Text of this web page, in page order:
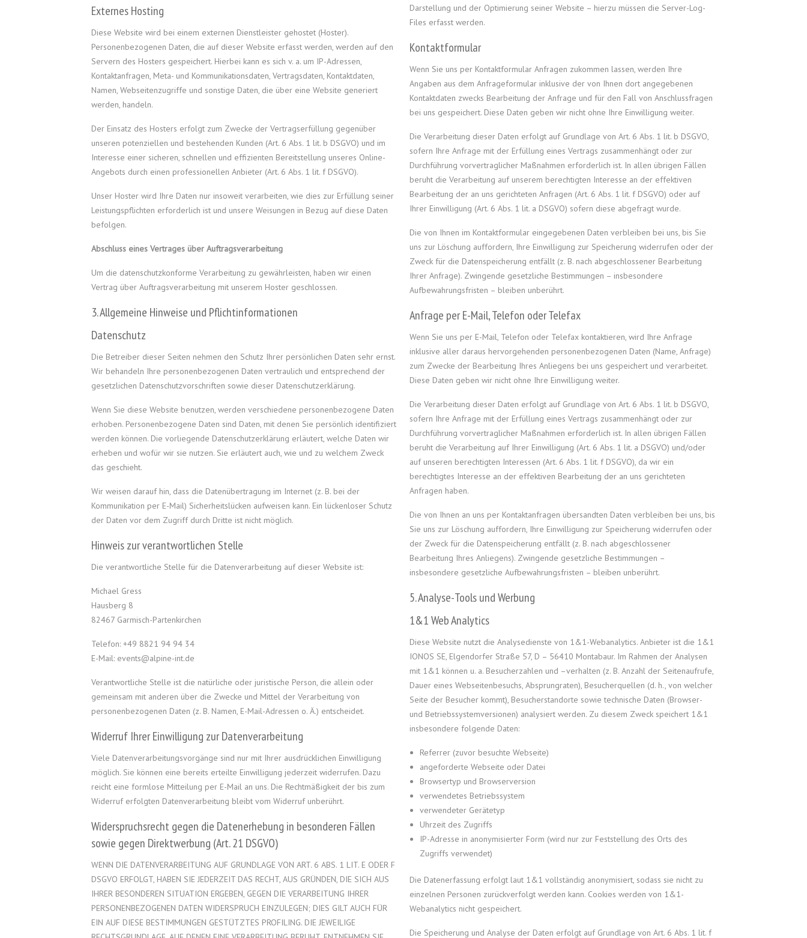
Externes Hosting
Diese Website wird bei einem externen Dienstleister gehostet (Hoster).
Personenbezogenen Daten, die auf dieser Website erfasst werden, werden auf den
Servern des Hosters gespeichert. Hierbei kann es sich v. a. um IP-Adressen,
Kontaktanfragen, Meta- und Kommunikationsdaten, Vertragsdaten, Kontaktdaten,
Namen, Webseitenzugriffe und sonstige Daten, die über eine Website generiert
werden, handeln.
Der Einsatz des Hosters erfolgt zum Zwecke der Vertragserfüllung gegenüber
unseren potenziellen und bestehenden Kunden (Art. 6 Abs. 1 lit. b DSGVO) und im
Interesse einer sicheren, schnellen und effizienten Bereitstellung unseres Online-
Angebots durch einen professionellen Anbieter (Art. 6 Abs. 1 lit. f DSGVO).
Unser Hoster wird Ihre Daten nur insoweit verarbeiten, wie dies zur Erfüllung seiner
Leistungspflichten erforderlich ist und unsere Weisungen in Bezug auf diese Daten
befolgen.
Abschluss eines Vertrages über Auftragsverarbeitung
Um die datenschutzkonforme Verarbeitung zu gewährleisten, haben wir einen
Vertrag über Auftragsverarbeitung mit unserem Hoster geschlossen.
3. Allgemeine Hinweise und Pflichtinformationen
Datenschutz
Die Betreiber dieser Seiten nehmen den Schutz Ihrer persönlichen Daten sehr ernst.
Wir behandeln Ihre personenbezogenen Daten vertraulich und entsprechend der
gesetzlichen Datenschutzvorschriften sowie dieser Datenschutzerklärung.
Wenn Sie diese Website benutzen, werden verschiedene personenbezogene Daten
erhoben. Personenbezogene Daten sind Daten, mit denen Sie persönlich identifiziert
werden können. Die vorliegende Datenschutzerklärung erläutert, welche Daten wir
erheben und wofür wir sie nutzen. Sie erläutert auch, wie und zu welchem Zweck
das geschieht.
Wir weisen darauf hin, dass die Datenübertragung im Internet (z. B. bei der
Kommunikation per E-Mail) Sicherheitslücken aufweisen kann. Ein lückenloser Schutz
der Daten vor dem Zugriff durch Dritte ist nicht möglich.
Hinweis zur verantwortlichen Stelle
Die verantwortliche Stelle für die Datenverarbeitung auf dieser Website ist:
Michael Gress
Hausberg 8
82467 Garmisch-Partenkirchen
Telefon: +49 8821 94 94 34
E-Mail: events@alpine-int.de
Verantwortliche Stelle ist die natürliche oder juristische Person, die allein oder
gemeinsam mit anderen über die Zwecke und Mittel der Verarbeitung von
personenbezogenen Daten (z. B. Namen, E-Mail-Adressen o. Ä.) entscheidet.
Widerruf Ihrer Einwilligung zur Datenverarbeitung
Viele Datenverarbeitungsvorgänge sind nur mit Ihrer ausdrücklichen Einwilligung
möglich. Sie können eine bereits erteilte Einwilligung jederzeit widerrufen. Dazu
reicht eine formlose Mitteilung per E-Mail an uns. Die Rechtmäßigkeit der bis zum
Widerruf erfolgten Datenverarbeitung bleibt vom Widerruf unberührt.
Widerspruchsrecht gegen die Datenerhebung in besonderen Fällen
sowie gegen Direktwerbung (Art. 21 DSGVO)
WENN DIE DATENVERARBEITUNG AUF GRUNDLAGE VON ART. 6 ABS. 1 LIT. E ODER F
DSGVO ERFOLGT, HABEN SIE JEDERZEIT DAS RECHT, AUS GRÜNDEN, DIE SICH AUS
IHRER BESONDEREN SITUATION ERGEBEN, GEGEN DIE VERARBEITUNG IHRER
PERSONENBEZOGENEN DATEN WIDERSPRUCH EINZULEGEN; DIES GILT AUCH FÜR
EIN AUF DIESE BESTIMMUNGEN GESTÜTZTES PROFILING. DIE JEWEILIGE
Darstellung und der Optimierung seiner Website – hierzu müssen die Server-Log-
Files erfasst werden.
Kontaktformular
Wenn Sie uns per Kontaktformular Anfragen zukommen lassen, werden Ihre
Angaben aus dem Anfrageformular inklusive der von Ihnen dort angegebenen
Kontaktdaten zwecks Bearbeitung der Anfrage und für den Fall von Anschlussfragen
bei uns gespeichert. Diese Daten geben wir nicht ohne Ihre Einwilligung weiter.
Die Verarbeitung dieser Daten erfolgt auf Grundlage von Art. 6 Abs. 1 lit. b DSGVO,
sofern Ihre Anfrage mit der Erfüllung eines Vertrags zusammenhängt oder zur
Durchführung vorvertraglicher Maßnahmen erforderlich ist. In allen übrigen Fällen
beruht die Verarbeitung auf unserem berechtigten Interesse an der effektiven
Bearbeitung der an uns gerichteten Anfragen (Art. 6 Abs. 1 lit. f DSGVO) oder auf
Ihrer Einwilligung (Art. 6 Abs. 1 lit. a DSGVO) sofern diese abgefragt wurde.
Die von Ihnen im Kontaktformular eingegebenen Daten verbleiben bei uns, bis Sie
uns zur Löschung auffordern, Ihre Einwilligung zur Speicherung widerrufen oder der
Zweck für die Datenspeicherung entfällt (z. B. nach abgeschlossener Bearbeitung
Ihrer Anfrage). Zwingende gesetzliche Bestimmungen – insbesondere
Aufbewahrungsfristen – bleiben unberührt.
Anfrage per E-Mail, Telefon oder Telefax
Wenn Sie uns per E-Mail, Telefon oder Telefax kontaktieren, wird Ihre Anfrage
inklusive aller daraus hervorgehenden personenbezogenen Daten (Name, Anfrage)
zum Zwecke der Bearbeitung Ihres Anliegens bei uns gespeichert und verarbeitet.
Diese Daten geben wir nicht ohne Ihre Einwilligung weiter.
Die Verarbeitung dieser Daten erfolgt auf Grundlage von Art. 6 Abs. 1 lit. b DSGVO,
sofern Ihre Anfrage mit der Erfüllung eines Vertrags zusammenhängt oder zur
Durchführung vorvertraglicher Maßnahmen erforderlich ist. In allen übrigen Fällen
beruht die Verarbeitung auf Ihrer Einwilligung (Art. 6 Abs. 1 lit. a DSGVO) und/oder
auf unseren berechtigten Interessen (Art. 6 Abs. 1 lit. f DSGVO), da wir ein
berechtigtes Interesse an der effektiven Bearbeitung der an uns gerichteten
Anfragen haben.
Die von Ihnen an uns per Kontaktanfragen übersandten Daten verbleiben bei uns, bis
Sie uns zur Löschung auffordern, Ihre Einwilligung zur Speicherung widerrufen oder
der Zweck für die Datenspeicherung entfällt (z. B. nach abgeschlossener
Bearbeitung Ihres Anliegens). Zwingende gesetzliche Bestimmungen –
insbesondere gesetzliche Aufbewahrungsfristen – bleiben unberührt.
5. Analyse-Tools und Werbung
1&1 Web Analytics
Diese Website nutzt die Analysedienste von 1&1-Webanalytics. Anbieter ist die 1&1
IONOS SE, Elgendorfer Straße 57, D – 56410 Montabaur. Im Rahmen der Analysen
mit 1&1 können u. a. Besucherzahlen und –verhalten (z. B. Anzahl der Seitenaufrufe,
Dauer eines Webseitenbesuchs, Absprungraten), Besucherquellen (d. h., von welcher
Seite der Besucher kommt), Besucherstandorte sowie technische Daten (Browser-
und Betriebssystemversionen) analysiert werden. Zu diesem Zweck speichert 1&1
insbesondere folgende Daten:
Referrer (zuvor besuchte Webseite)
angeforderte Webseite oder Datei
Browsertyp und Browserversion
verwendetes Betriebssystem
verwendeter Gerätetyp
Uhrzeit des Zugriffs
IP-Adresse in anonymisierter Form (wird nur zur Feststellung des Orts des
Zugriffs verwendet)
Die Datenerfassung erfolgt laut 1&1 vollständig anonymisiert, sodass sie nicht zu
einzelnen Personen zurückverfolgt werden kann. Cookies werden von 1&1-
Webanalytics nicht gespeichert.
Die Speicherung und Analyse der Daten erfolgt auf Grundlage von Art. 6 Abs. 1 lit. f